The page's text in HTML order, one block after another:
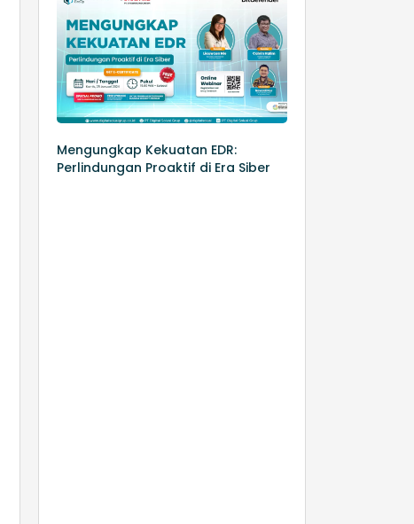
Mengungkap Kekuatan EDR:
Perlindungan Proaktif di Era Siber